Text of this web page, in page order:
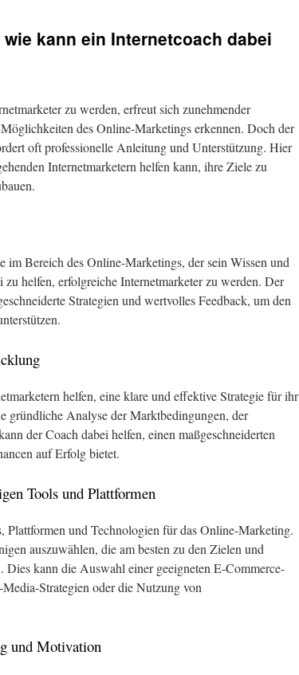
kann ein Internetcoach dabei
zu werden, erfreut sich zunehmender
des Online-Marketings erkennen. Doch der
oft professionelle Anleitung und Unterstützung. Hier
Internetmarketern helfen kann, ihre Ziele zu
im Bereich des Online-Marketings, der sein Wissen und
helfen, erfolgreiche Internetmarketer zu werden. Der
Strategien und wertvolles Feedback, um den
helfen, eine klare und effektive Strategie für ihr
gründliche Analyse der Marktbedingungen, der
der Coach dabei helfen, einen maßgeschneiderten
auf Erfolg bietet.
Tools und Plattformen
Plattformen und Technologien für das Online-Marketing.
auszuwählen, die am besten zu den Zielen und
Dies kann die Auswahl einer geeigneten E-Commerce-
Strategien oder die Nutzung von
und Motivation